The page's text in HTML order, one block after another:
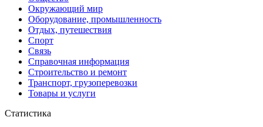
Окружающий мир
Оборудование, промышленность
Отдых, путешествия
Спорт
Связь
Справочная информация
Строительство и ремонт
Транспорт, грузоперевозки
Товары и услуги
Статистика